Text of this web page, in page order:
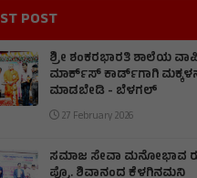
POST
ಶ್ರೀ ಶಂಕರಭಾರತಿ ಶಾಲೆಯ
ಮಾರ್ಕ್‌ಸ್‌ ಕಾರ್ಡ್‌ಗಾಗಿ
ಮಾಡಬೇಡಿ - ಬೆಳಗಲ್
27 February 2026
ಸಮಾಜ ಸೇವಾ ಮನೋಭಾವ